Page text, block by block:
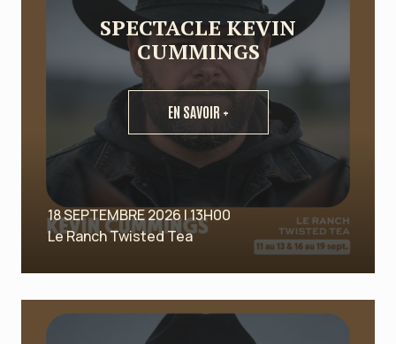
SPECTACLE KEVIN
CUMMINGS
EN SAVOIR +
18 SEPTEMBRE 2026 | 13H00
Le Ranch Twisted Tea